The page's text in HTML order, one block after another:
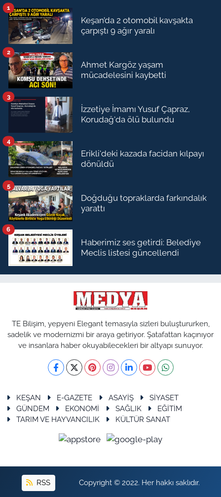
Keşan’da 2 otomobil kavşakta
çarpıştı 9 ağır yaralı
1
Ahmet Kargöz yaşam
mücadelesini kaybetti
2
İzzetiye İmamı Yusuf Çapraz,
Korudağ'da ölü bulundu
3
Erikli'deki kazada facidan kılpayı
dönüldü
4
Doğduğu topraklarda farkındalık
yarattı
5
Haberimiz ses getirdi: Belediye
Meclis listesi güncellendi
6
TE Bilişim, yepyeni Elegant temasıyla sizleri buluştururken,
sadelik ve modernizmi bir araya getiriyor. Şatafattan kaçınıyor
ve insanlara haber okuyabilecekleri bir altyapı sunuyor.
KEŞAN E-GAZETE ASAYİŞ
SİYASET
GÜNDEM
EKONOMİ SAĞLIK
EĞİTİM
TARIM VE HAYVANCILIK
KÜLTÜR SANAT
RSS Copyright © 2022. Her hakkı saklıdır.